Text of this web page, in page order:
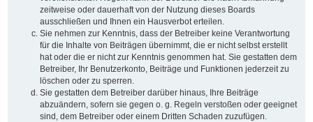
zeitweise oder dauerhaft von der Nutzung dieses Boards
ausschließen und Ihnen ein Hausverbot erteilen.
Sie nehmen zur Kenntnis, dass der Betreiber keine Verantwortung
für die Inhalte von Beiträgen übernimmt, die er nicht selbst erstellt
hat oder die er nicht zur Kenntnis genommen hat. Sie gestatten dem
Betreiber, Ihr Benutzerkonto, Beiträge und Funktionen jederzeit zu
löschen oder zu sperren.
Sie gestatten dem Betreiber darüber hinaus, Ihre Beiträge
abzuändern, sofern sie gegen o. g. Regeln verstoßen oder geeignet
sind, dem Betreiber oder einem Dritten Schaden zuzufügen.